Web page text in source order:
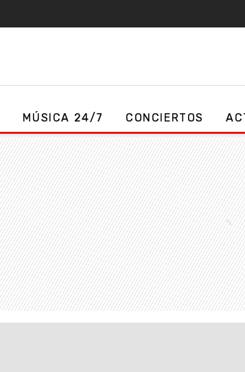
MÚSICA 24/7 CONCIERTOS